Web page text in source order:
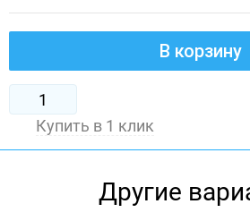
В корзину
Купить в 1 клик
Другие